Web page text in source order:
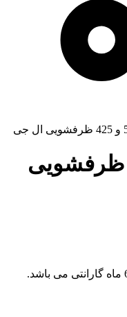
جاقرصی 512 و 425 ظرفشویی